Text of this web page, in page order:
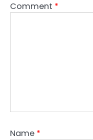
Comment *
Name *